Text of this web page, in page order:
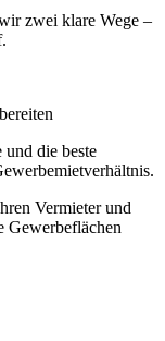
zwei klare Wege –
die beste
Vermieter und
Gewerbeflächen